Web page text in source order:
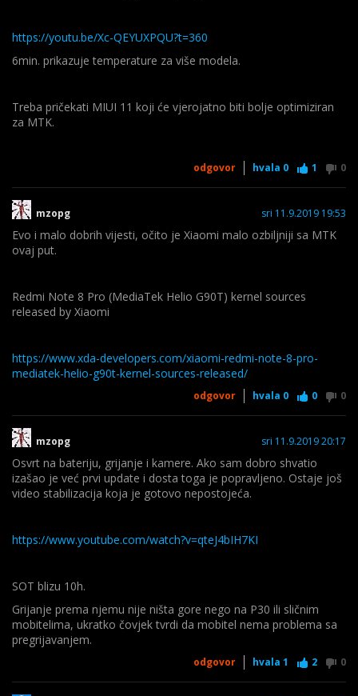
Grije se on dobro ako ga malo opteretiš.
https://youtu.be/Xc-QEYUXPQU?t=360
6min. prikazuje temperature za više modela.
Treba pričekati MIUI 11 koji će vjerojatno biti bolje optimiziran
za MTK.
odgovor hvala 0 1 0
mzopg sri 11.9.2019 19:53
Evo i malo dobrih vijesti, očito je Xiaomi malo ozbiljniji sa MTK
ovaj put.
Redmi Note 8 Pro (MediaTek Helio G90T) kernel sources
released by Xiaomi
https://www.xda-developers.com/xiaomi-redmi-note-8-pro-
mediatek-helio-g90t-kernel-sources-released/
odgovor hvala 0 0 0
mzopg sri 11.9.2019 20:17
Osvrt na bateriju, grijanje i kamere. Ako sam dobro shvatio
izašao je već prvi update i dosta toga je popravljeno. Ostaje još
video stabilizacija koja je gotovo nepostojeća.
https://www.youtube.com/watch?v=qteJ4bIH7KI
SOT blizu 10h.
Grijanje prema njemu nije ništa gore nego na P30 ili sličnim
mobitelima, ukratko čovjek tvrdi da mobitel nema problema sa
pregrijavanjem.
odgovor hvala 1 2 0